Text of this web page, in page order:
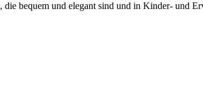
bequem und elegant sind und in Kinder- und